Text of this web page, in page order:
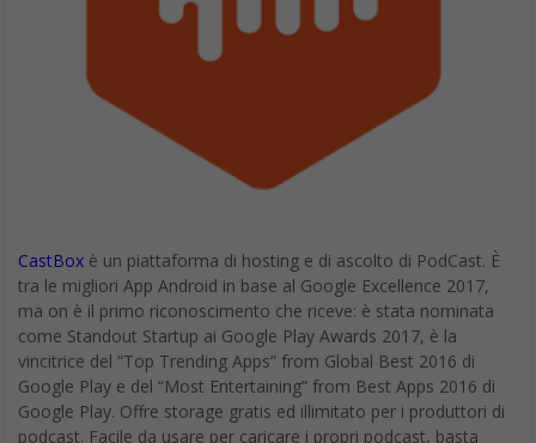
CastBox è un piattaforma di hosting e di ascolto di PodCast. È
tra le migliori App Android in base al Google Excellence 2017,
ma on è il primo riconoscimento che riceve: è stata nominata
come Standout Startup ai Google Play Awards 2017, è la
vincitrice del “Top Trending Apps” from Global Best 2016 di
Google Play e del “Most Entertaining” from Best Apps 2016 di
Google Play. Offre storage gratis ed illimitato per i produttori di
podcast. Facile da usare per caricare i propri podcast, basta